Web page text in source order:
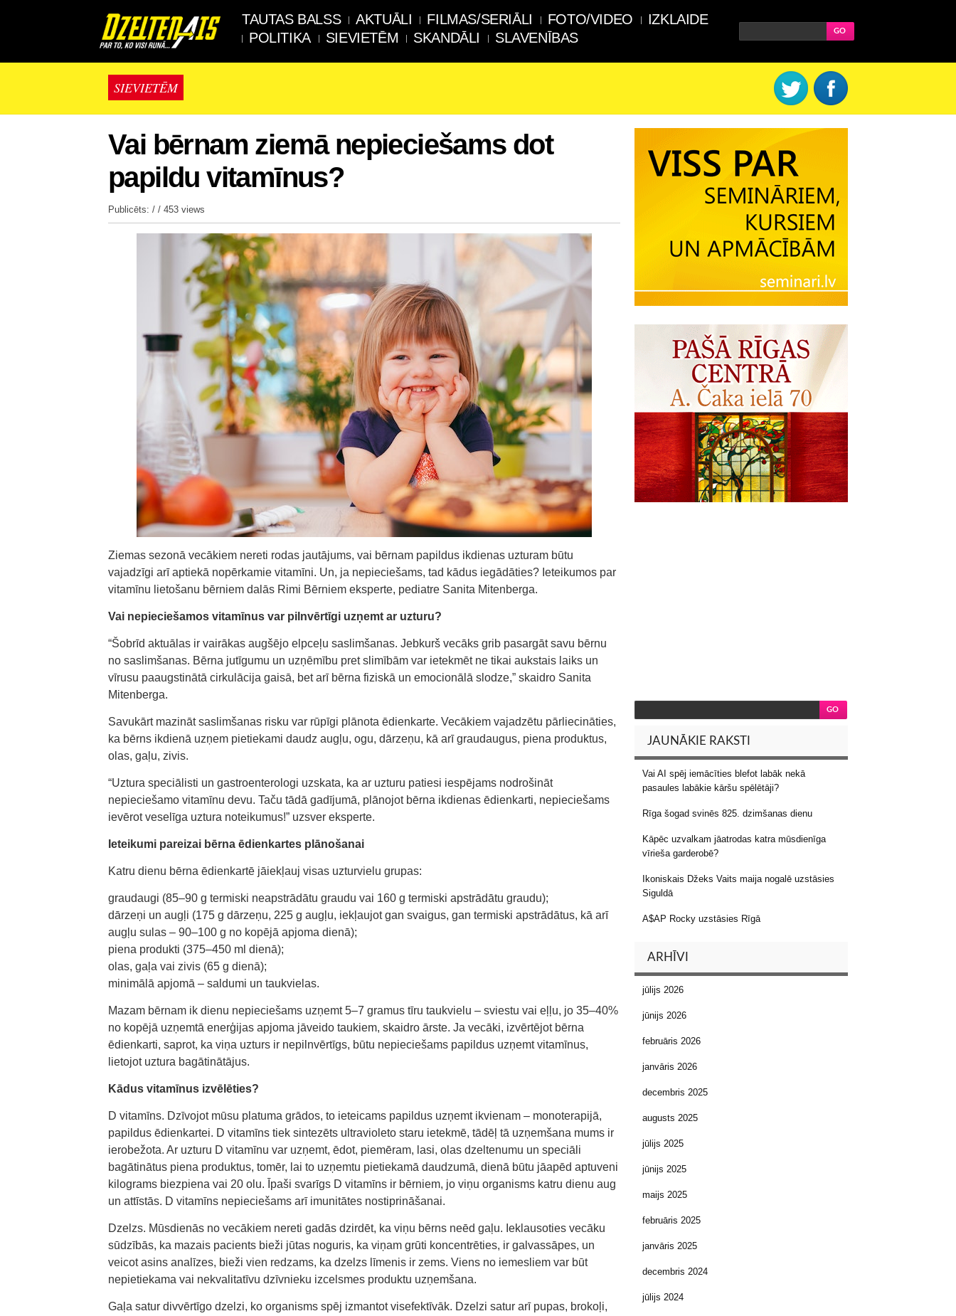
TAUTAS BALSS AKTUĀLI FILMAS/SERIĀLI FOTO/VIDEO
IZKLAIDE
POLITIKA
SIEVIETĒM SKANDĀLI SLAVENĪBAS
SIEVIETĒM
Vai bērnam ziemā nepieciešams dot
papildu vitamīnus?
Publicēts: / / 453 views
Ziemas sezonā vecākiem nereti rodas jautājums, vai bērnam papildus ikdienas uzturam būtu
vajadzīgi arī aptiekā nopērkamie vitamīni. Un, ja nepieciešams, tad kādus iegādāties? Ieteikumos par
vitamīnu lietošanu bērniem dalās Rimi Bērniem eksperte, pediatre Sanita Mitenberga.
Vai nepieciešamos vitamīnus var pilnvērtīgi uzņemt ar uzturu?
“Šobrīd aktuālas ir vairākas augšējo elpceļu saslimšanas. Jebkurš vecāks grib pasargāt savu bērnu
no saslimšanas. Bērna jutīgumu un uzņēmību pret slimībām var ietekmēt ne tikai aukstais laiks un
vīrusu paaugstinātā cirkulācija gaisā, bet arī bērna fiziskā un emocionālā slodze,” skaidro Sanita
Mitenberga.
Savukārt mazināt saslimšanas risku var rūpīgi plānota ēdienkarte. Vecākiem vajadzētu pārliecināties,
ka bērns ikdienā uzņem pietiekami daudz augļu, ogu, dārzeņu, kā arī graudaugus, piena produktus,
olas, gaļu, zivis.
“Uztura speciālisti un gastroenterologi uzskata, ka ar uzturu patiesi iespējams nodrošināt
nepieciešamo vitamīnu devu. Taču tādā gadījumā, plānojot bērna ikdienas ēdienkarti, nepieciešams
ievērot veselīga uztura noteikumus!” uzsver eksperte.
Ieteikumi pareizai bērna ēdienkartes plānošanai
Katru dienu bērna ēdienkartē jāiekļauj visas uzturvielu grupas:
graudaugi (85–90 g termiski neapstrādātu graudu vai 160 g termiski apstrādātu graudu);
dārzeņi un augļi (175 g dārzeņu, 225 g augļu, iekļaujot gan svaigus, gan termiski apstrādātus, kā arī
augļu sulas – 90–100 g no kopējā apjoma dienā);
piena produkti (375–450 ml dienā);
olas, gaļa vai zivis (65 g dienā);
minimālā apjomā – saldumi un taukvielas.
Mazam bērnam ik dienu nepieciešams uzņemt 5–7 gramus tīru taukvielu – sviestu vai eļļu, jo 35–40%
no kopējā uzņemtā enerģijas apjoma jāveido taukiem, skaidro ārste. Ja vecāki, izvērtējot bērna
ēdienkarti, saprot, ka viņa uzturs ir nepilnvērtīgs, būtu nepieciešams papildus uzņemt vitamīnus,
lietojot uztura bagātinātājus.
Kādus vitamīnus izvēlēties?
D vitamīns. Dzīvojot mūsu platuma grādos, to ieteicams papildus uzņemt ikvienam – monoterapijā,
papildus ēdienkartei. D vitamīns tiek sintezēts ultravioleto staru ietekmē, tādēļ tā uzņemšana mums ir
ierobežota. Ar uzturu D vitamīnu var uzņemt, ēdot, piemēram, lasi, olas dzeltenumu un speciāli
bagātinātus piena produktus, tomēr, lai to uzņemtu pietiekamā daudzumā, dienā būtu jāapēd aptuveni
kilograms biezpiena vai 20 olu. Īpaši svarīgs D vitamīns ir bērniem, jo viņu organisms katru dienu aug
un attīstās. D vitamīns nepieciešams arī imunitātes nostiprināšanai.
Dzelzs. Mūsdienās no vecākiem nereti gadās dzirdēt, ka viņu bērns neēd gaļu. Ieklausoties vecāku
sūdzībās, ka mazais pacients bieži jūtas noguris, ka viņam grūti koncentrēties, ir galvassāpes, un
veicot asins analīzes, bieži vien redzams, ka dzelzs līmenis ir zems. Viens no iemesliem var būt
nepietiekama vai nekvalitatīvu dzīvnieku izcelsmes produktu uzņemšana.
Gaļa satur divvērtīgo dzelzi, ko organisms spēj izmantot visefektīvāk. Dzelzi satur arī pupas, brokoļi,
JAUNĀKIE RAKSTI
Vai AI spēj iemācīties blefot labāk nekā
pasaules labākie kāršu spēlētāji?
Rīga šogad svinēs 825. dzimšanas dienu
Kāpēc uzvalkam jāatrodas katra mūsdienīga
vīrieša garderobē?
Ikoniskais Džeks Vaits maija nogalē uzstāsies
Siguldā
A$AP Rocky uzstāsies Rīgā
ARHĪVI
jūlijs 2026
jūnijs 2026
februāris 2026
janvāris 2026
decembris 2025
augusts 2025
jūlijs 2025
jūnijs 2025
maijs 2025
februāris 2025
janvāris 2025
decembris 2024
jūlijs 2024